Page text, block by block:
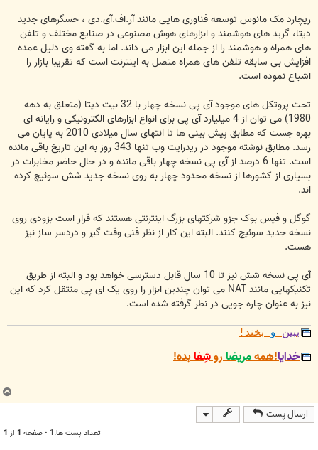
ریچارد مک مانوس توسعه فناوری هایی مانند آر.اف.آی.دی ، حسگرهای جدید
دیتا، گرید های هوشمند و ابزارهای هوش مصنوعی در صنایع مختلف و تلفن
های همراه و هوشمند را از جمله این ابزار می داند. اما به گفته وی دلیل عمده
افزایش بی سابقه تلفن های همراه متصل به اینترنت است که تقریبا بازار را
اشباع نموده است.
تحت پروتکل های موجود آی پی نسخه چهار با 32 بیت دیتا (متعلق به دهه
1980) می توان از 4 میلیارد آی پی برای انواع ابزارهای الکترونیکی و رایانه ای
بهره جست که مطابق پیش بینی ها تا انتهای سال میلادی 2010 به پایان می
رسد. مطابق نوشته موجود در ریدرایت وب تنها 343 روز به این تاریخ باقی مانده
است. تنها 6 درصد از آی پی نسخه چهار باقی مانده و در حال حاضر مخابرات در
بسیاری از کشورها از نسخه محدود چهار به روی نسخه جدید شش سوئیچ کرده
اند.
گوگل و فیس بوک جزو شرکتهای بزرگ اینترنتی هستند که قرار است بزودی روی
نسخه جدید سوئیچ کنند. البته این کار از نظر فنی وقت گیر و دردسر ساز نیز
هست.
آی پی نسخه شش نیز تا 10 سال قابل دسترسی خواهد بود و البته از طریق
تکنیکهایی مانند NAT می توان چندین ابزار را روی یک ای پی منتقل کرد که این
نیز به عنوان چاره جویی در نظر گرفته شده است.
ببین و بخند!
خدایا!همهمریضاروشِفابده!
ارسال پست
تعداد پست ها:1 • صفحه 1 از 1